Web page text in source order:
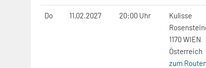
Do 11.02.2027 20:00 Uhr
Kulisse
1170 WIEN
Österreich
zum